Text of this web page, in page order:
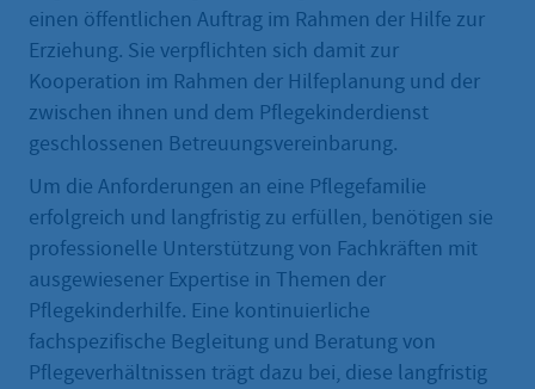
einen öffentlichen Auftrag im Rahmen der Hilfe zur
Erziehung. Sie verpflichten sich damit zur
Kooperation im Rahmen der Hilfeplanung und der
zwischen ihnen und dem Pflegekinderdienst
geschlossenen Betreuungsvereinbarung.
Um die Anforderungen an eine Pflegefamilie
erfolgreich und langfristig zu erfüllen, benötigen sie
professionelle Unterstützung von Fachkräften mit
ausgewiesener Expertise in Themen der
Pflegekinderhilfe. Eine kontinuierliche
fachspezifische Begleitung und Beratung von
Pflegeverhältnissen trägt dazu bei, diese langfristig